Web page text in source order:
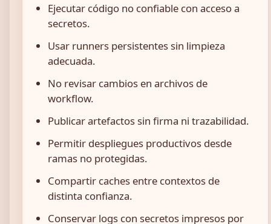
Ejecutar código no confiable con acceso a
secretos.
Usar runners persistentes sin limpieza
adecuada.
No revisar cambios en archivos de
workflow.
Publicar artefactos sin firma ni trazabilidad.
Permitir despliegues productivos desde
ramas no protegidas.
Compartir caches entre contextos de
distinta confianza.
Conservar logs con secretos impresos por